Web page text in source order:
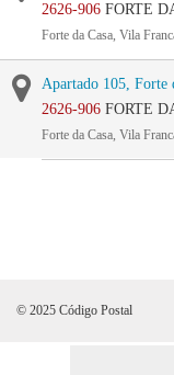
2626-906 FORTE
Forte da Casa, Vila
Apartado 105, Forte
2626-906 FORTE
Forte da Casa, Vila
© 2025 Código Postal